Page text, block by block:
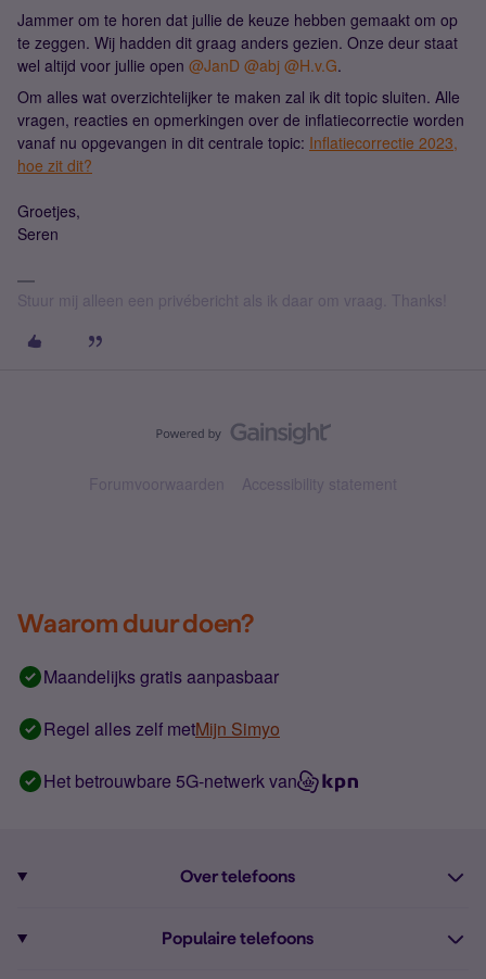
Jammer om te horen dat jullie de keuze hebben gemaakt om op
te zeggen. Wij hadden dit graag anders gezien. Onze deur staat
wel altijd voor jullie open @JanD @abj @H.v.G.
Om alles wat overzichtelijker te maken zal ik dit topic sluiten. Alle
vragen, reacties en opmerkingen over de inflatiecorrectie worden
vanaf nu opgevangen in dit centrale topic: Inflatiecorrectie 2023,
hoe zit dit?
Groetjes,
Seren
Stuur mij alleen een privébericht als ik daar om vraag. Thanks!
Forumvoorwaarden Accessibility statement
Waarom duur doen?
Maandelijks gratis aanpasbaar
Regel alles zelf metMijn Simyo
Het betrouwbare 5G-netwerk van
Over telefoons
Populaire telefoons